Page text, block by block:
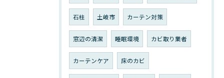
石柱 土岐市 カーテン対策
窓辺の清潔 睡眠環境 カビ取り業者
カーテンケア 床のカビ